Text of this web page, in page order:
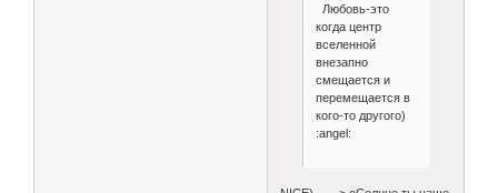
Любовь-это
когда центр
вселенной
внезапно
смещается и
перемещается в
кого-то другого)
:angel: